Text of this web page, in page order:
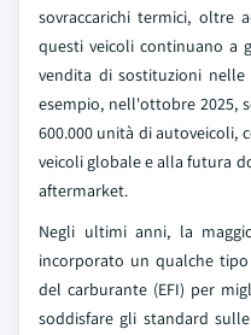
sovraccarichi termici, oltre
questi veicoli continuano a
vendita di sostituzioni nelle
esempio, nell'ottobre 2025,
600.000 unità di autoveicoli,
veicoli globale e alla futura
aftermarket.
Negli ultimi anni, la
incorporato un qualche
del carburante (EFI) per
soddisfare gli standard